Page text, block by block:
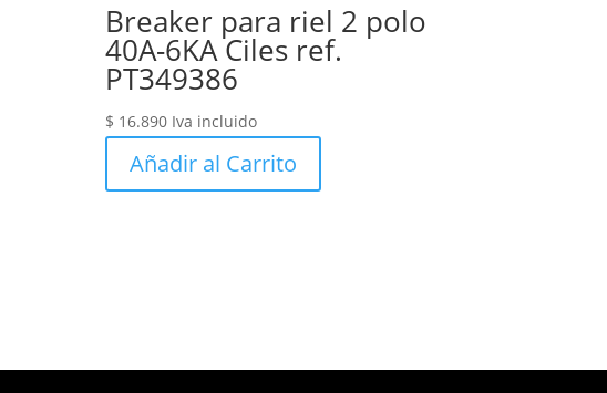
Breaker para riel 2 polo
40A-6KA Ciles ref.
PT349386
$ 16.890 Iva incluido
Añadir al Carrito